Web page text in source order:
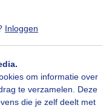
Inloggen
om informatie over
te verzamelen. Deze
die je zelf deelt met